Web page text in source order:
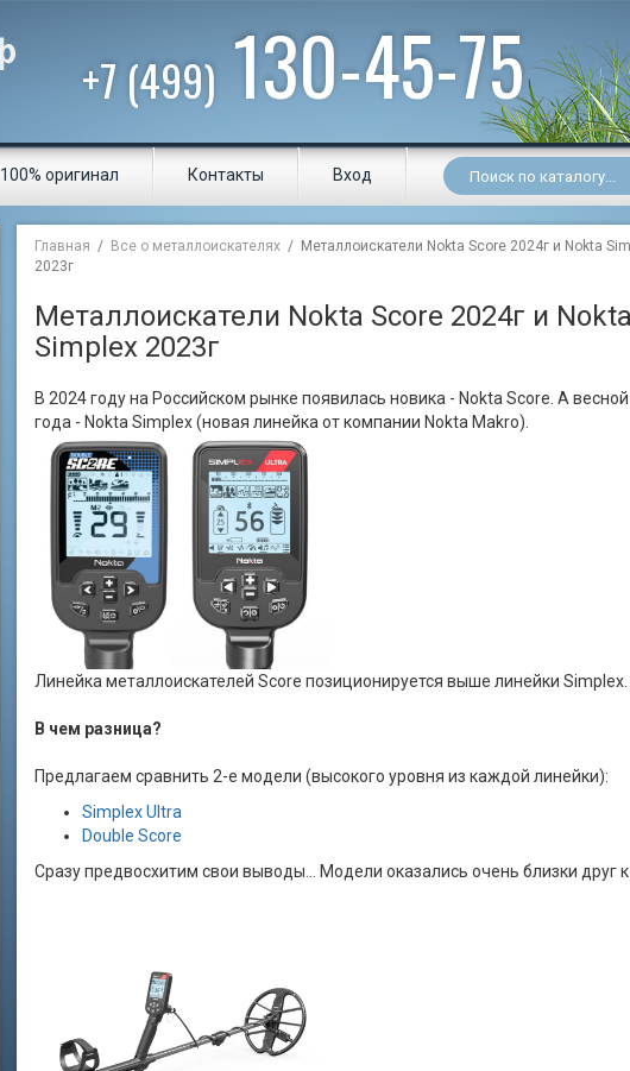
+7 (499)130-45-75
100% оригинал Контакты Вход
Главная / Все о металлоискателях/ Металлоискатели Nokta Score 2024г и Nokta
2023г
Металлоискатели Nokta Score 2024г и
Simplex 2023г
В 2024 году на Российском рынке появилась новика - Nokta Score. А
года - Nokta Simplex (новая линейка от компании Nokta Makro).
Линейка металлоискателей Score позиционируется выше линейки Simplex.
В чем разница?
Предлагаем сравнить 2-е модели (высокого уровня из каждой линейки):
Simplex Ultra
Double Score
Сразу предвосхитим свои выводы... Модели оказались очень близки друг к